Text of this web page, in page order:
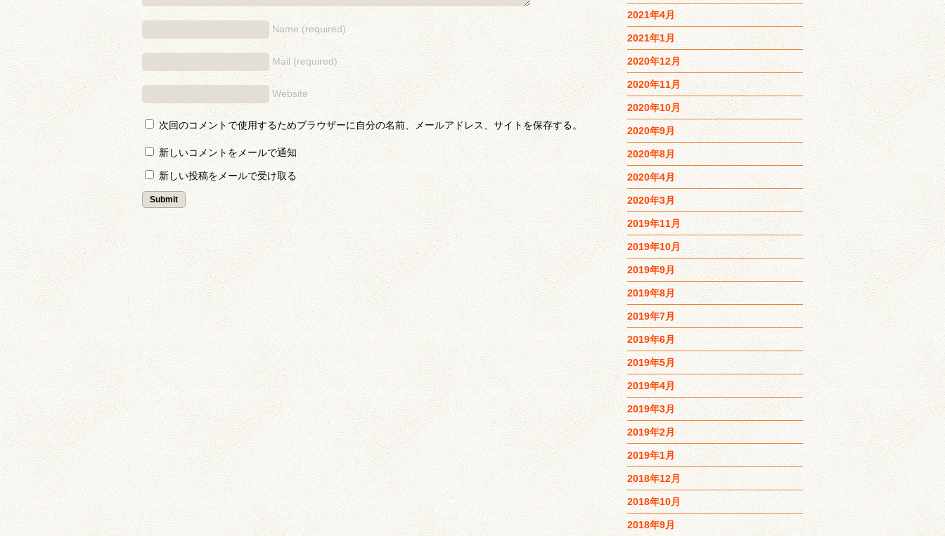
Name (required)
Mail (required)
Website
次回のコメントで使用するためブラウザーに自分の名前、メールアドレス、サイトを保存する。
新しいコメントをメールで通知
新しい投稿をメールで受け取る
2021年4月
2021年1月
2020年12月
2020年11月
2020年10月
2020年9月
2020年8月
2020年4月
2020年3月
2019年11月
2019年10月
2019年9月
2019年8月
2019年7月
2019年6月
2019年5月
2019年4月
2019年3月
2019年2月
2019年1月
2018年12月
2018年10月
2018年9月